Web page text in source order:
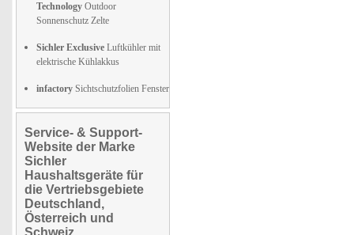
Technology Outdoor
Sonnenschutz Zelte
Sichler Exclusive Luftkühler mit
elektrische Kühlakkus
infactory Sichtschutzfolien Fenster
Service- & Support-
Website der Marke
Sichler
Haushaltsgeräte für
die Vertriebsgebiete
Deutschland,
Österreich und
Schweiz